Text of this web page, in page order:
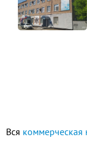
Вся коммерческая